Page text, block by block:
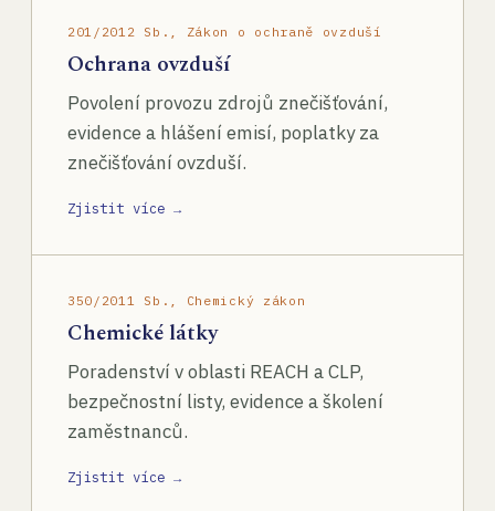
201/2012 Sb., Zákon o ochraně ovzduší
Ochrana ovzduší
Povolení provozu zdrojů znečišťování,
evidence a hlášení emisí, poplatky za
znečišťování ovzduší.
Zjistit více →
350/2011 Sb., Chemický zákon
Chemické látky
Poradenství v oblasti REACH a CLP,
bezpečnostní listy, evidence a školení
zaměstnanců.
Zjistit více →